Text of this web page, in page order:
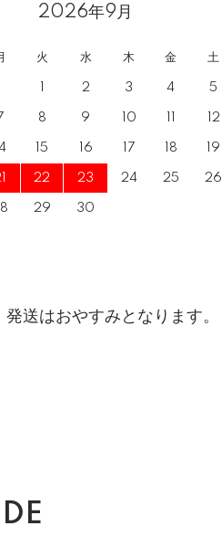
2026年9月
火 水 木 金 土
2 3 4 5
8 9 10 12
15 16 17 18 19
22 23 24 25 26
29 30
送はおやすみとなります。